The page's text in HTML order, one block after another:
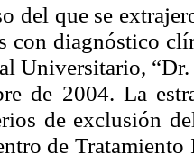
del que se
con diagnóstico
Universitario,
de 2004. La
de exclusión
de